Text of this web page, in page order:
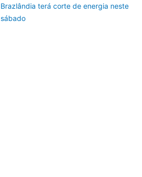
Brazlândia terá corte de energia neste
sábado